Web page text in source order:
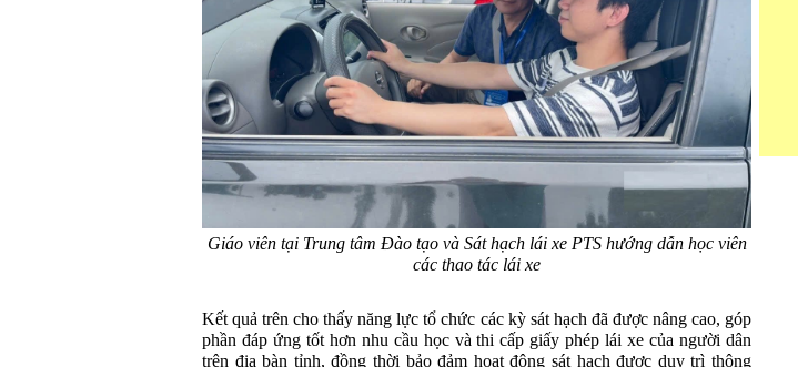
Giáo viên tại Trung tâm Đào tạo và Sát hạch lái xe PTS hướng dẫn học viên
các thao tác lái xe
Kết quả trên cho thấy năng lực tổ chức các kỳ sát hạch đã được nâng cao, góp
phần đáp ứng tốt hơn nhu cầu học và thi cấp giấy phép lái xe của người dân
trên địa bàn tỉnh, đồng thời bảo đảm hoạt động sát hạch được duy trì thông